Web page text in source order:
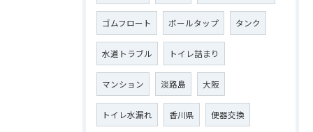
ゴムフロート ボールタップ タンク
水道トラブル トイレ詰まり
マンション 淡路島 大阪
トイレ水漏れ 香川県 便器交換